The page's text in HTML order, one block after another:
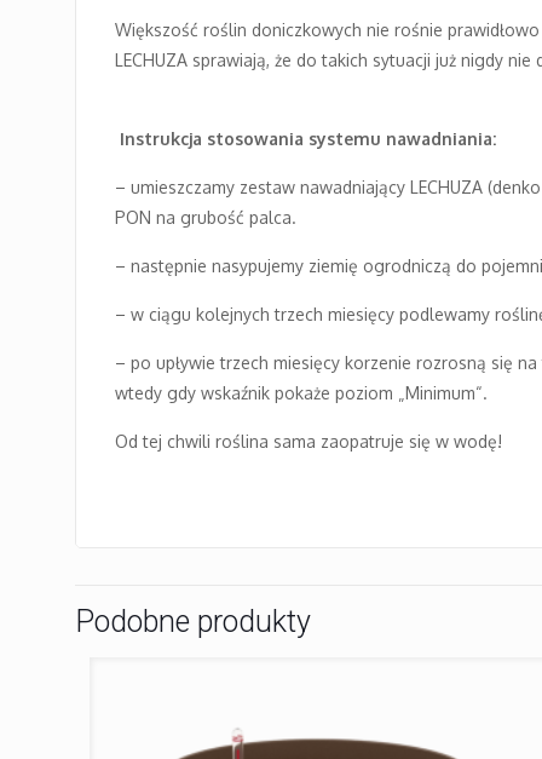
Większość roślin doniczkowych nie rośnie
LECHUZA sprawiają, że do takich sytuacji już nigdy
Instrukcja stosowania systemu nawadniania:
– umieszczamy zestaw nawadniający LECHUZA
PON na grubość palca.
– następnie nasypujemy ziemię ogrodniczą do
– w ciągu kolejnych trzech miesięcy podlewamy
– po upływie trzech miesięcy korzenie rozrosną się
wtedy gdy wskaźnik pokaże poziom „Minimum“.
Od tej chwili roślina sama zaopatruje się w wodę!
Podobne produkty